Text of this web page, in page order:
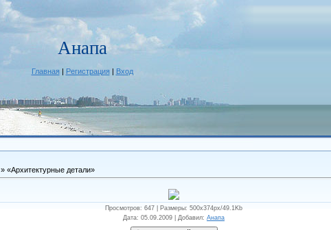
Анапа
Главная| Регистрация| Вход
» «Архитектурные детали»
Просмотров: 647 | Размеры: 500x374px/49.1Kb
Дата: 05.09.2009 | Добавил: Анапа